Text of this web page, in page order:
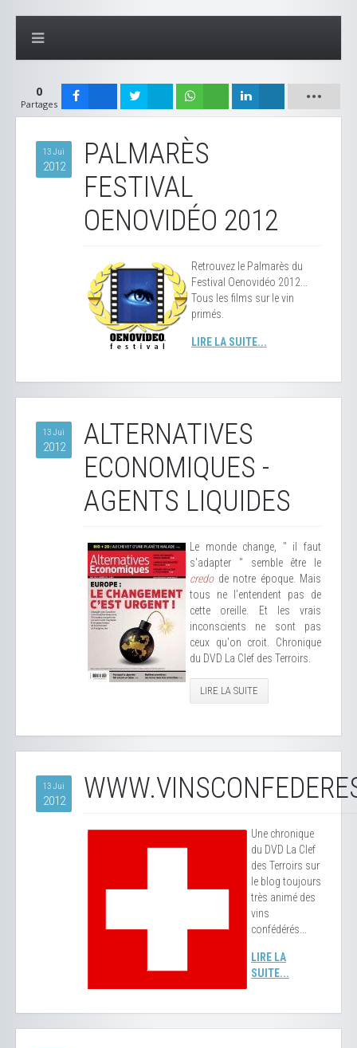
0
Partages
13 Jui
2012
PALMARÈS
FESTIVAL
OENOVIDÉO 2012
Retrouvez le Palmarès du
Festival Oenovidéo 2012...
Tous les films sur le vin
primés.
LIRE LA SUITE...
13 Jui
2012
ALTERNATIVES
ECONOMIQUES -
AGENTS LIQUIDES
Le monde change, " il faut
s'adapter " semble être le
credode notre époque. Mais
tous ne l'entendent pas de
cette oreille. Et les vrais
inconscients ne sont pas
ceux qu'on croit. Chronique
du DVD La Clef des Terroirs.
LIRE LA SUITE
13 Jui
2012
Une chronique
du DVD La Clef
des Terroirs sur
le blog toujours
très animé des
vins
confédérés...
LIRE LA
SUITE...